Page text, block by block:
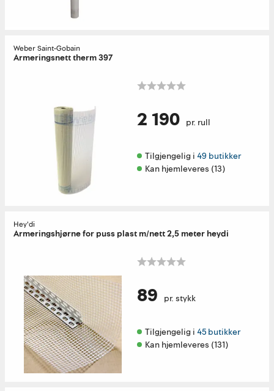
Weber Saint-Gobain
Armeringsnett therm 397
2 190 pr. rull
Tilgjengelig i 49 butikker
Kan hjemleveres (13)
Hey'di
Armeringshjørne for puss plast m/nett 2,5 meter heydi
89 pr. stykk
Tilgjengelig i 45 butikker
Kan hjemleveres (131)